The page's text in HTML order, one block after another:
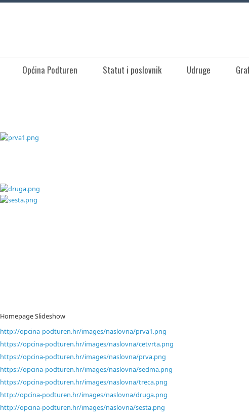
Općina Podturen Statut i poslovnik Udruge
Homepage Slideshow
http://opcina-podturen.hr/images/naslovna/prva1.png
https://opcina-podturen.hr/images/naslovna/cetvrta.png
https://opcina-podturen.hr/images/naslovna/prva.png
https://opcina-podturen.hr/images/naslovna/sedma.png
https://opcina-podturen.hr/images/naslovna/treca.png
http://opcina-podturen.hr/images/naslovna/druga.png
http://opcina-podturen.hr/images/naslovna/sesta.png